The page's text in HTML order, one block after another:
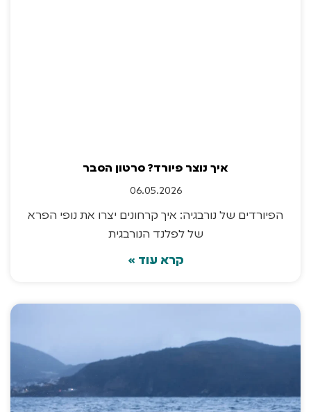
איך נוצר פיורד? סרטון הסבר
06.05.2026
הפיורדים של נורבגיה: איך קרחונים יצרו את נופי הפרא
של לפלנד הנורבגית
קרא עוד »